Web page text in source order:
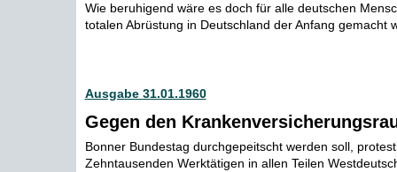
Wie beruhigend wäre es doch für alle deutschen
totalen Abrüstung in Deutschland der Anfang gemacht
Ausgabe 31.01.1960
Gegen den
Bonner Bundestag durchgepeitscht werden soll,
Zehntausenden Werktätigen in allen Teilen